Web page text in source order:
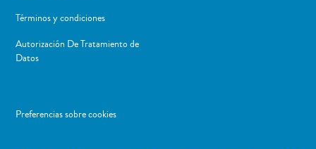
Términos y condiciones
Autorización De Tratamiento de
Datos
Preferencias sobre cookies